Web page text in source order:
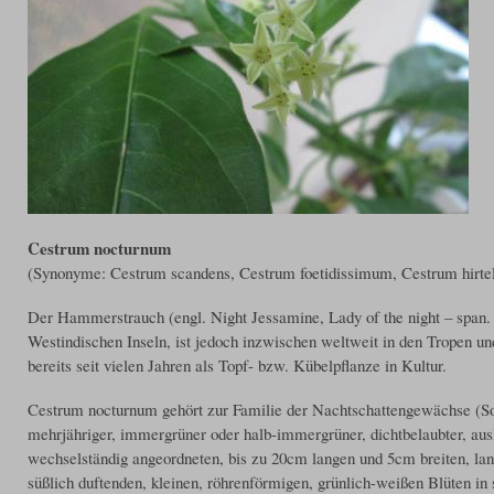
Cestrum nocturnum
(Synonyme: Cestrum scandens, Cestrum foetidissimum, Cestrum
Der Hammerstrauch (engl. Night Jessamine, Lady of the night –
Westindischen Inseln, ist jedoch inzwischen weltweit in den Tropen
bereits seit vielen Jahren als Topf- bzw. Kübelpflanze in Kultur.
Cestrum nocturnum gehört zur Familie der Nachtschattengewächse
mehrjähriger, immergrüner oder halb-immergrüner, dichtbelaubter,
wechselständig angeordneten, bis zu 20cm langen und 5cm breiten,
süßlich duftenden, kleinen, röhrenförmigen, grünlich-weißen Blüten in